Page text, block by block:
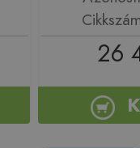
26